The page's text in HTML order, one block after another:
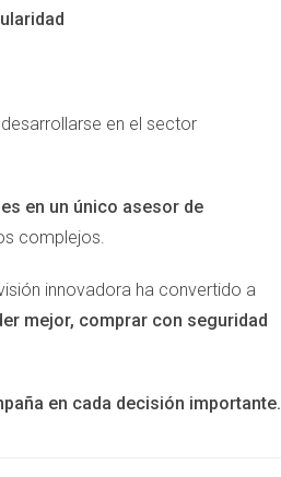
galletas, pon música suave y
en el sector
en un único asesor de
complejos.
innovadora ha convertido a
mejor, comprar con seguridad
en cada decisión importante.